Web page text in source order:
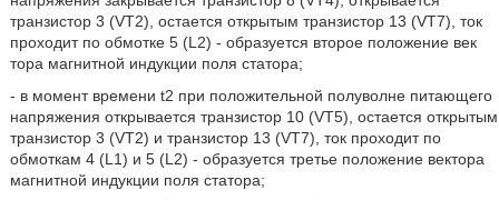
транзистор 3 (VT2), остается открытым транзистор 13 (VT7), ток
проходит по обмотке 5 (L2) - образуется второе положение век
тора магнитной индукции поля статора;
- в момент времени t2 при положительной полуволне питающего
напряжения открывается транзистор 10 (VT5), остается открытым
транзистор 3 (VT2) и транзистор 13 (VT7), ток проходит по
обмоткам 4 (L1) и 5 (L2) - образуется третье положение вектора
магнитной индукции поля статора;